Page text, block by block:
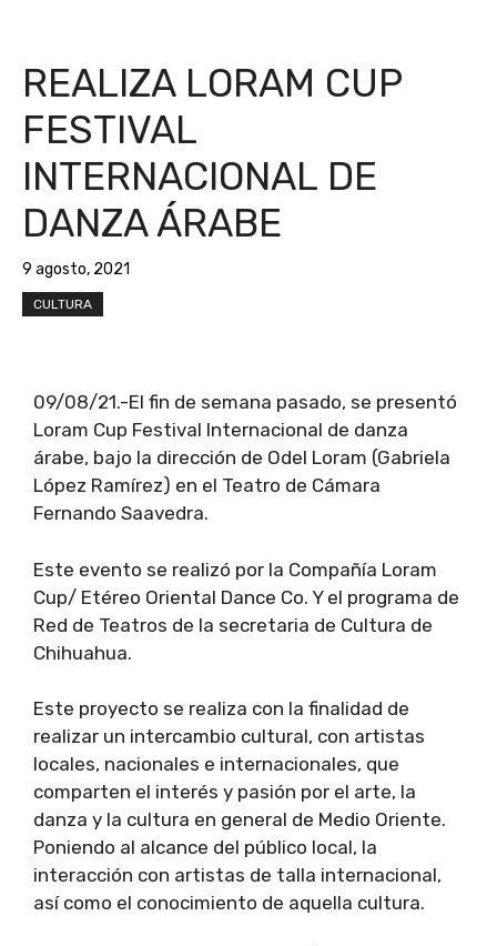
REALIZA LORAM CUP
FESTIVAL
INTERNACIONAL DE
DANZA ÁRABE
9 agosto, 2021
CULTURA
09/08/21.-El fin de semana pasado, se presentó
Loram Cup Festival Internacional de danza
árabe, bajo la dirección de Odel Loram (Gabriela
López Ramírez) en el Teatro de Cámara
Fernando Saavedra.
Este evento se realizó por la Compañía Loram
Cup/ Etéreo Oriental Dance Co. Y el programa de
Red de Teatros de la secretaria de Cultura de
Chihuahua.
Este proyecto se realiza con la finalidad de
realizar un intercambio cultural, con artistas
locales, nacionales e internacionales, que
comparten el interés y pasión por el arte, la
danza y la cultura en general de Medio Oriente.
Poniendo al alcance del público local, la
interacción con artistas de talla internacional,
así como el conocimiento de aquella cultura.